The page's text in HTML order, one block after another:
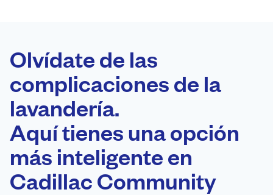
United States ES
Olvídate de las
complicaciones de la
lavandería.
Aquí tienes una opción
más inteligente en
Cadillac Community